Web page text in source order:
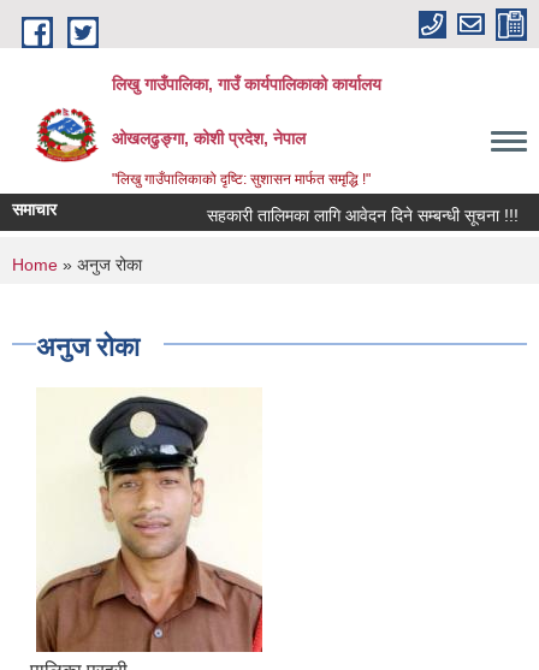
Skip to main content
लिखु गाउँपालिका, गाउँ कार्यपालिकाको कार्यालय
ओखलढुङ्गा, कोशी प्रदेश, नेपाल
"लिखु गाउँपालिकाको दृष्टि: सुशासन मार्फत समृद्धि !"
समाचार सहकारी तालिमका लागि आवेदन दिने सम्बन्धी सूचना !!!
You are here
Home » अनुज रोका
अनुज रोका